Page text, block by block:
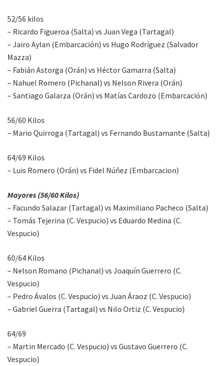
52/56 kilos
– Ricardo Figueroa (Salta) vs Juan Vega (Tartagal)
– Jairo Aylan (Embarcación) vs Hugo Rodríguez (Salvador
Mazza)
– Fabián Astorga (Orán) vs Héctor Gamarra (Salta)
– Nahuel Romero (Pichanal) vs Nelson Rivera (Orán)
– Santiago Galarza (Orán) vs Matías Cardozo (Embarcación)
56/60 Kilos
– Mario Quirroga (Tartagal) vs Fernando Bustamante (Salta)
64/69 Kilos
– Luis Romero (Orán) vs Fidel Núñez (Embarcacion)
Mayores (56/60 Kilos)
– Facundo Salazar (Tartagal) vs Maximiliano Pacheco (Salta)
– Tomás Tejerina (C. Vespucio) vs Eduardo Medina (C.
Vespucio)
60/64 Kilos
– Nelson Romano (Pichanal) vs Joaquín Guerrero (C.
Vespucio)
– Pedro Ávalos (C. Vespucio) vs Juan Áraoz (C. Vespucio)
– Gabriel Guerra (Tartagal) vs Nilo Ortiz (C. Vespucio)
64/69
– Martin Mercado (C. Vespucio) vs Gustavo Guerrero (C.
Vespucio)